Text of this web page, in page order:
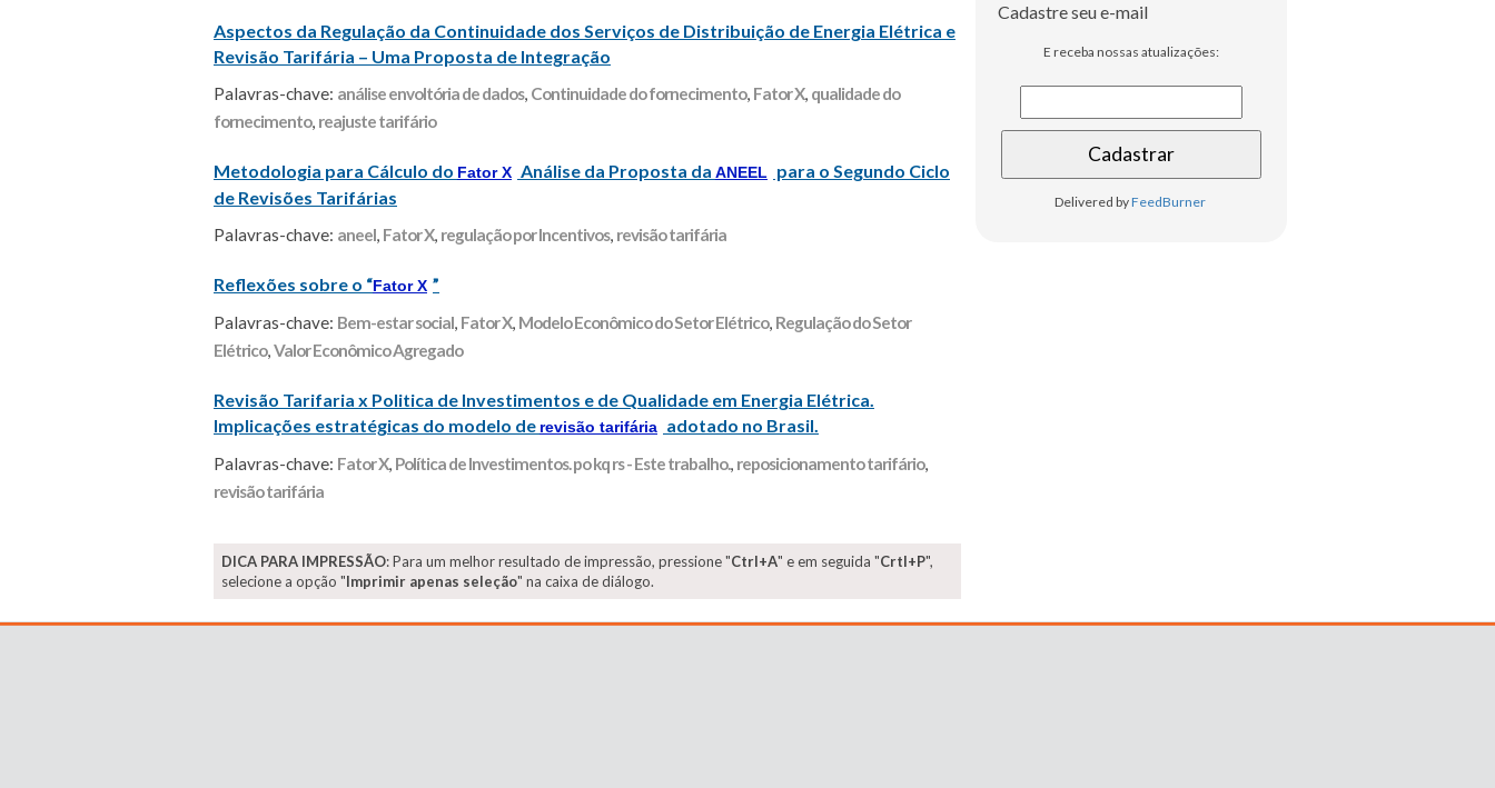
Aspectos da Regulação da Continuidade dos Serviços de Distribuição de Energia Elétrica e
Revisão Tarifária – Uma Proposta de Integração
Palavras-chave: análise envoltória de dados, Continuidade do fornecimento, Fator X, qualidade do
fornecimento, reajuste tarifário
Metodologia para Cálculo do Fator X Análise da Proposta da ANEEL
para o Segundo Ciclo
de Revisões Tarifárias
Palavras-chave: aneel, Fator X, regulação por Incentivos, revisão tarifária
Reflexões sobre o “Fator X ”
Palavras-chave: Bem-estar social, Fator X, Modelo Econômico do Setor Elétrico, Regulação do Setor
Elétrico,Valor Econômico Agregado
Revisão Tarifaria x Politica de Investimentos e de Qualidade em Energia Elétrica.
Implicações estratégicas do modelo de revisão tarifária adotado no Brasil.
Palavras-chave: Fator X, Política de Investimentos. po kq rs - Este trabalho., reposicionamento tarifário,
revisão tarifária
DICA PARA IMPRESSÃO: Para um melhor resultado de impressão, pressione "Ctrl+A" e em seguida "Crtl+P",
selecione a opção "Imprimir apenas seleção" na caixa de diálogo.
Cadastre seu e-mail
E receba nossas atualizações:
Delivered byFeedBurner